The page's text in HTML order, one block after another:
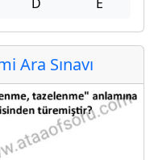
Ara Sınavı